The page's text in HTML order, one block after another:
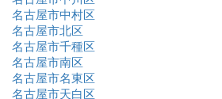
名古屋市中村区
名古屋市北区
名古屋市千種区
名古屋市南区
名古屋市名東区
名古屋市天白区